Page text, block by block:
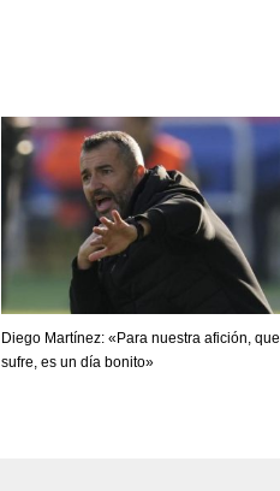
Diego Martínez: «Para nuestra afición, que
sufre, es un día bonito»